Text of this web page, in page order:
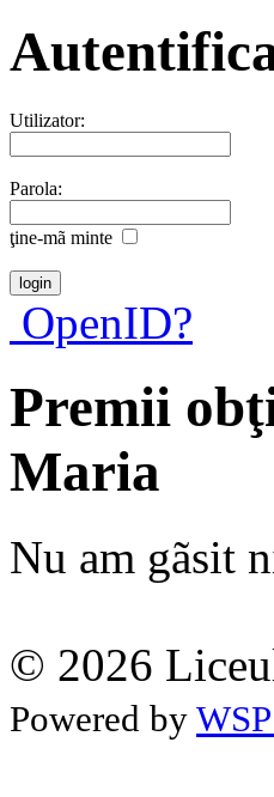
Utilizator:
Parola:
ţine-mã minte
OpenID?
Premii
Maria
Nu am gãsit
© 2026
Powered by